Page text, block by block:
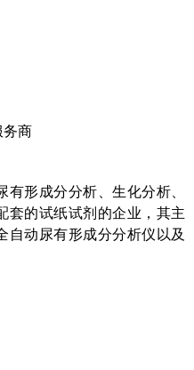
务商
形成分分析、生化分析、
套的试纸试剂的企业，其主
自动尿有形成分分析仪以及